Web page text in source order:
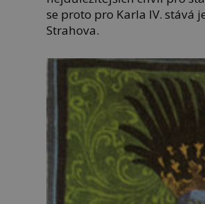
se proto pro Karla IV. stává
Strahova.